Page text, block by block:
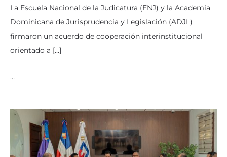
La Escuela Nacional de la Judicatura (ENJ) y la Academia
Dominicana de Jurisprudencia y Legislación (ADJL)
firmaron un acuerdo de cooperación interinstitucional
orientado a […]
…